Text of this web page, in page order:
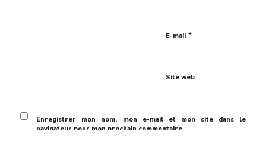
E-mail *
Site web
Enregistrer mon nom, mon e-mail et mon site dans le
navigateur pour mon prochain commentaire.